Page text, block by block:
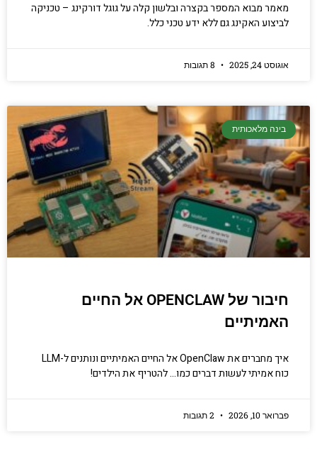
מאמר מבוא המספר בקצרה ובלשון קלה על גוגל דורקינג – טכניקה
לביצוע האקינג גם ללא ידע טכני כלל.
אוגוסט 24, 2025
בינה מלאכותית
חיבור של OPENCLAW אל החיים
האמיתיים
איך מחברים את OpenClaw אל החיים האמיתיים ונותנים ל-LLM
כוח אמיתי לעשות דברים כמו… להטריף את הילדים!
פברואר 10, 2026